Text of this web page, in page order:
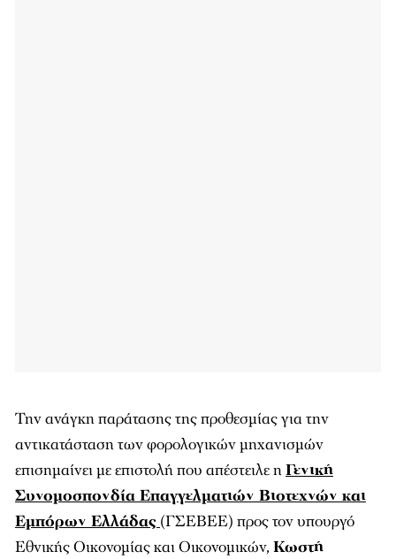
Την ανάγκη παράτασης της προθεσμίας για την
αντικατάσταση των φορολογικών μηχανισμών
επισημαίνει με επιστολή που απέστειλε ηΓενική
Συνομοσπονδία Επαγγελματιών Βιοτεχνών και
Εμπόρων Ελλάδας (ΓΣΕΒΕΕ) προς τον υπουργό
Εθνικής Οικονομίας και Οικονομικών, Κωστή